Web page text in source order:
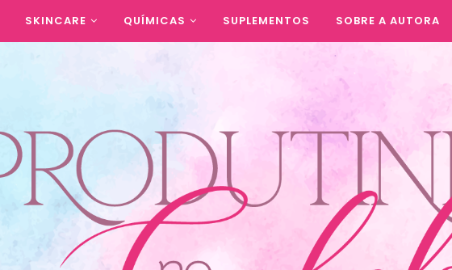
SKINCARE QUÍMICAS SUPLEMENTOS SOBRE A AUTORA